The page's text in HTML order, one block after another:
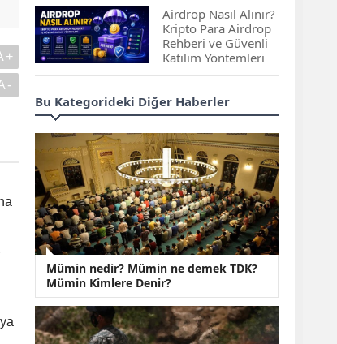
Airdrop Nasıl Alınır?
Kripto Para Airdrop
Rehberi ve Güvenli
Katılım Yöntemleri
Spot ve Vadeli İşlem
Arasındaki Farklar |
İçin Daha Uygun?
ABD-İran Anlaşması
Sonrası Altın Rekora
Koştu, Petrol
Fiyatları Sert Düştü
Temmuz 2026 Maaş
Zammı Netleşiyor!
Memur, Emekli ve
Sosyal Yardımlarda
Yeni Oranlar
KOSGEB’den
Bu Kategorideki Diğer Haberler
Mümin nedir? Mümin ne demek TDK?
Mümin Kimlere Denir?